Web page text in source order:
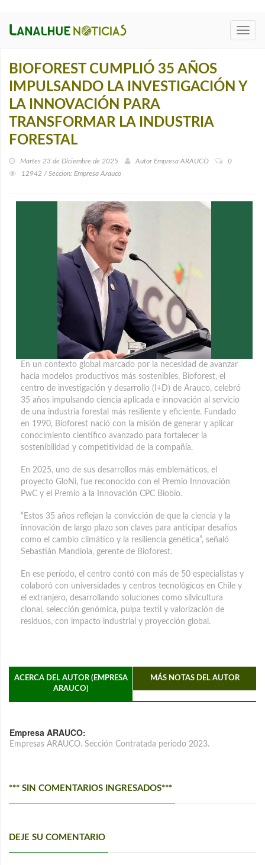
BIOFOREST CUMPLIÓ 35 AÑOS
IMPULSANDO LA INVESTIGACIÓN Y
LA INNOVACIÓN PARA
TRANSFORMAR LA INDUSTRIA
FORESTAL
Martes 23 de Diciembre de 2025 Autor Empresa ARAUCO
0
12942 / Seccion: Empresa Arauco
En un contexto global marcado por la necesidad de avanzar
hacia modelos productivos más sostenibles, Bioforest, el
centro de investigación y desarrollo (I+D) de Arauco, celebró
35 años impulsando ciencia aplicada e innovación al servicio
de una industria forestal
más resiliente y eficiente. Fundado
en 1990, Bioforest nació con la misión de generar y aplicar
conocimiento científico avanzado para fortalecer la
sostenibilidad y competitividad de la compañía.
En 2025, uno de sus desarrollos más emblemáticos, el
proyecto GloNi, fue reconocido con el Premio Innovación
PwC y el Premio a la Innovación CPC Biobío.
“Estos 35 años reflejan la convicción de que la ciencia y la
innovación de largo plazo son claves para anticipar desafíos
como el cambio climático y la resiliencia genética”, señaló
Sebastián Mandiola, gerente de Bioforest.
En ese período, el centro contó con más de 50 especialistas y
colaboró con universidades y centros tecnológicos en Chile y
el extranjero, desarrollando soluciones como silvicultura
clonal, selección genómica, pulpa textil y valorización de
residuos, con impacto industrial y proyección global.
ACERCA DEL AUTOR (EMPRESA
ARAUCO)
MÁS NOTAS DEL AUTOR
Empresa ARAUCO:
Empresas ARAUCO. Sección Contratada periodo 2023.
*** SIN COMENTARIOS INGRESADOS***
DEJE SU COMENTARIO